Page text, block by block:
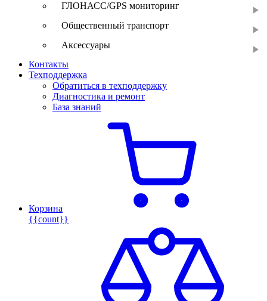
ГЛОНАСС/GPS мониторинг
Общественный транспорт
Аксессуары
Контакты
Техподдержка
Обратиться в техподдержку
Диагностика и ремонт
База знаний
Корзина
{{count}}